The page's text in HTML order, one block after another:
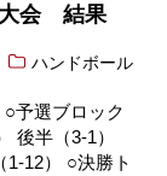
大会 結果
ハンドボール
予選ブロック
半（3-1）
12） ○決勝ト